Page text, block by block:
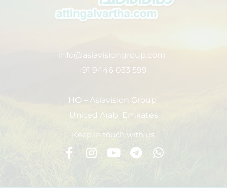
info@asiavisiongroup.com
+91 9446 033 599
HO – Asiavision Group
United Arab Emirates
Keep in touch with us.